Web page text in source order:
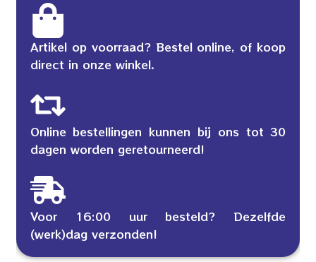
Artikel op voorraad? Bestel online, of koop
direct in onze winkel.
Online bestellingen kunnen bij ons tot 30
dagen worden geretourneerd!
Voor 16:00 uur besteld? Dezelfde
(werk)dag verzonden!